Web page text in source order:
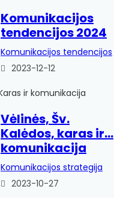
Komunikacijos
tendencijos 2024
Komunikacijos tendencijos
2023-12-12
Vėlinės, Šv.
Kalėdos, karas ir…
komunikacija
Komunikacijos strategija
2023-10-27